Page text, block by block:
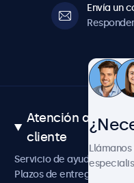
Envía un
Atención al
cliente
Servicio de ayuda
Plazos de entrega